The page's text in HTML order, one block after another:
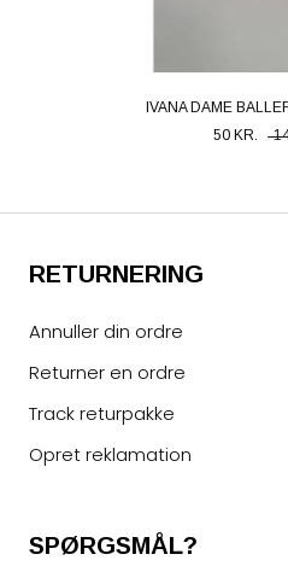
IVANA DAME
50 KR.
RETURNERING
Annuller din ordre
Returner en ordre
Track returpakke
Opret reklamation
SPØRGSMÅL?